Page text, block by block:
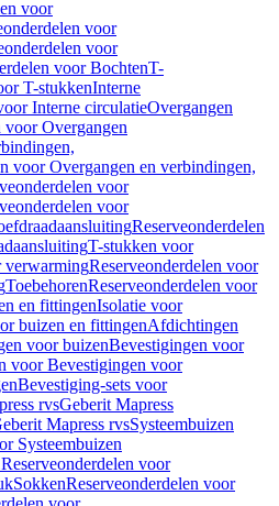
voor
voor
voor
voor BochtenT-
T-stukkenInterne
Interne circulatieOvergangen
voor Overgangen
voor Overgangen en verbindingen,
voor
voor
Reserveonderdelen
T-stukken voor
verwarmingReserveonderdelen voor
ToebehorenReserveonderdelen voor
en fittingenIsolatie voor
buizen en fittingenAfdichtingen
voor buizenBevestigingen voor
voor Bevestigingen voor
Bevestiging-sets voor
rvsGeberit Mapress
Mapress rvsSysteembuizen
Systeembuizen
Reserveonderdelen voor
SokkenReserveonderdelen voor